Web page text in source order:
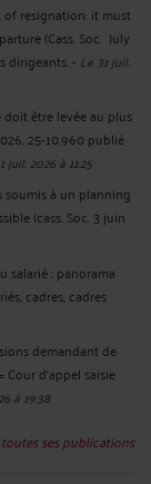
resignation: it must
(Cass. Soc. July
dirigeants.- Le 31 juil.
être levée au plus
25-10.960 publié
juil. 2026 à 11:25
soumis à un planning
(cass. Soc. 3 juin
salarié : panorama
cadres, cadres
demandant de
d’appel saisie
à 19:38
ses publications